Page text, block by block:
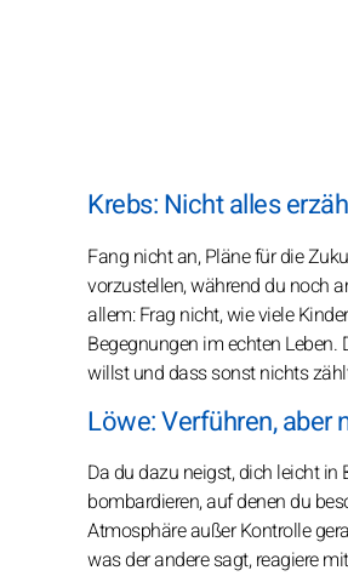
Krebs: Nicht alles
Fang nicht an, Pläne für die
vorzustellen, während du noch
allem: Frag nicht, wie viele
Begegnungen im echten
willst und dass sonst nichts
Löwe: Verführen, aber
Da du dazu neigst, dich leicht
bombardieren, auf denen du
Atmosphäre außer Kontrolle
was der andere sagt, reagiere